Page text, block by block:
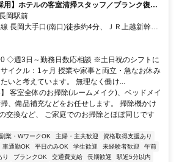
用】ホテルの客室清掃スタッフ／ブランク復
)さん活躍中
岡駅前
長岡大手口(南口)徒歩約4分、ＪＲ上越新幹線
4分
◇週3日～勤務日数応相談 ※土日祝のシフトに
イクル：1ヶ月 授業や家事と両立・急なお休み
いと考えています。 無理なく働け...
客室全体のお掃除(ルームメイク)、ベッドメイ
、備品補充などをお任せします。 掃除機かけ
交換など、 ご家庭でのお掃除とほぼ同じです
副業・WワークOK 主婦・主夫歓迎
資格取得支援あり
車通勤OK 平日のみOK 学生歓迎 未経験者歓迎
午前
り ブランクOK 交通費支給 長期歓迎
駅近5分以内